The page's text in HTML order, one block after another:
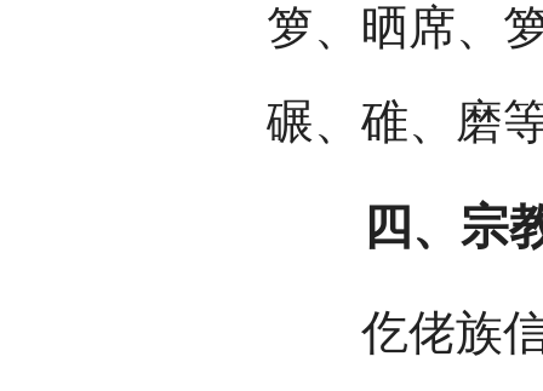
箩、晒席、
碾、碓、磨
四、宗
仡佬族信